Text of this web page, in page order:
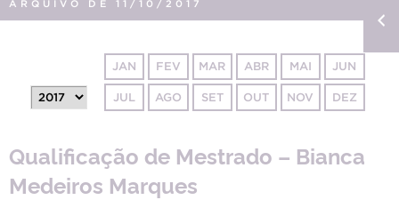
PORTARIAS
ARQUIVO DE 11/10/2017
JAN FEV MAR ABR MAI JUN
JUL AGO SET OUT NOV DEZ
Qualificação de Mestrado – Bianca
Medeiros Marques